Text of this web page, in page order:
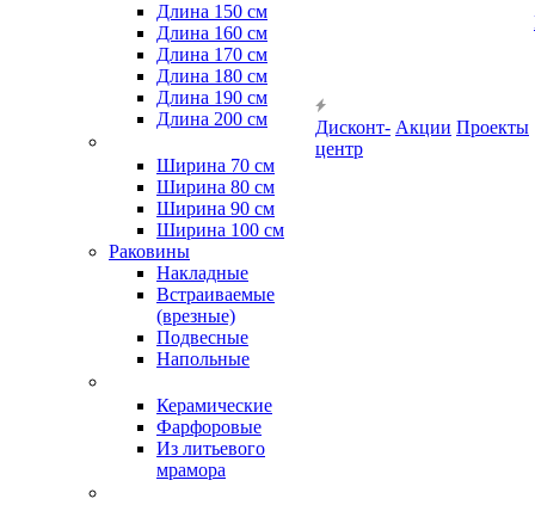
Длина 150 см
Длина 160 см
Длина 170 см
Длина 180 см
Длина 190 см
Длина 200 см
Ширина 70 см
Ширина 80 см
Ширина 90 см
Ширина 100 см
Раковины
Накладные
Встраиваемые
(врезные)
Подвесные
Напольные
Керамические
Фарфоровые
Из литьевого
мрамора
Дисконт-
центр
Акции Проекты